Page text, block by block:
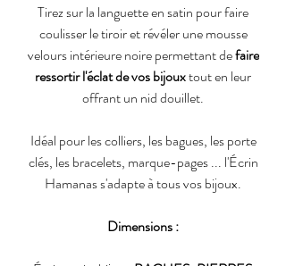
Tirez sur la languette en satin pour faire
coulisser le tiroir et révéler une mousse
velours intérieure noire permettant defaire
ressortir l'éclat de vos bijouxtout en leur
offrant un nid douillet.
Idéal pour les colliers, les bagues, les porte
clés, les bracelets, marque-pages ... l'Écrin
Hamanas s'adapte à tous vos bijoux.
Dimensions :